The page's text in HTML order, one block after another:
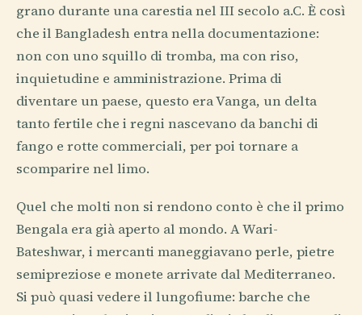
grano durante una carestia nel III secolo a.C. È così
che il Bangladesh entra nella documentazione:
non con uno squillo di tromba, ma con riso,
inquietudine e amministrazione. Prima di
diventare un paese, questo era Vanga, un delta
tanto fertile che i regni nascevano da banchi di
fango e rotte commerciali, per poi tornare a
scomparire nel limo.
Quel che molti non si rendono conto è che il primo
Bengala era già aperto al mondo. A Wari-
Bateshwar, i mercanti maneggiavano perle, pietre
semipreziose e monete arrivate dal Mediterraneo.
Si può quasi vedere il lungofiume: barche che